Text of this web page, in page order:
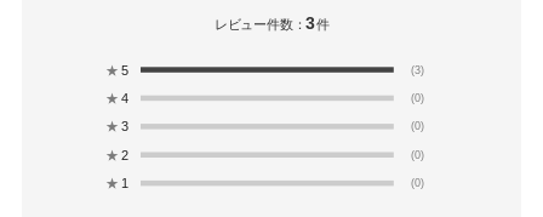
レビュー件数：3件
★ 5 (3)
★ 4 (0)
★ 3 (0)
★ 2 (0)
★ 1 (0)